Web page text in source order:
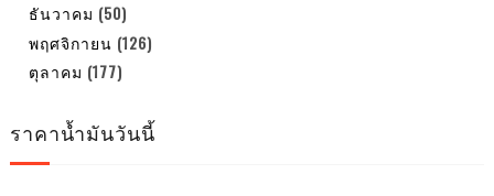
ธันวาคม (50)
พฤศจิกายน (126)
ตุลาคม (177)
ราคาน้ำมันวันนี้